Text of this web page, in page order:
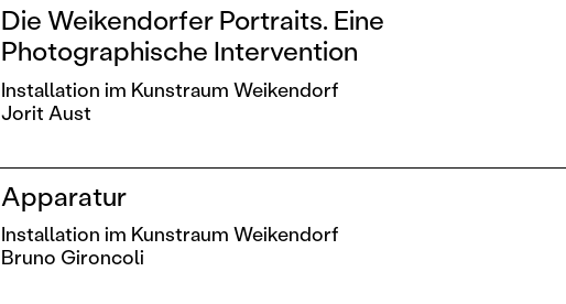
Die Weikendorfer Portraits. Eine
Photographische Intervention
Installation im Kunstraum Weikendorf
Jorit Aust
Apparatur
Installation im Kunstraum Weikendorf
Bruno Gironcoli